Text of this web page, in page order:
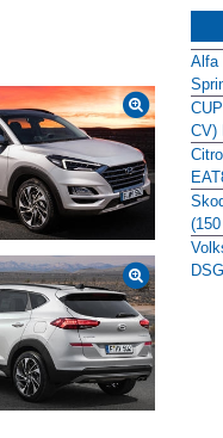
BUSCADOR
informaciones, fichas e imágenes
Alfa
CV)